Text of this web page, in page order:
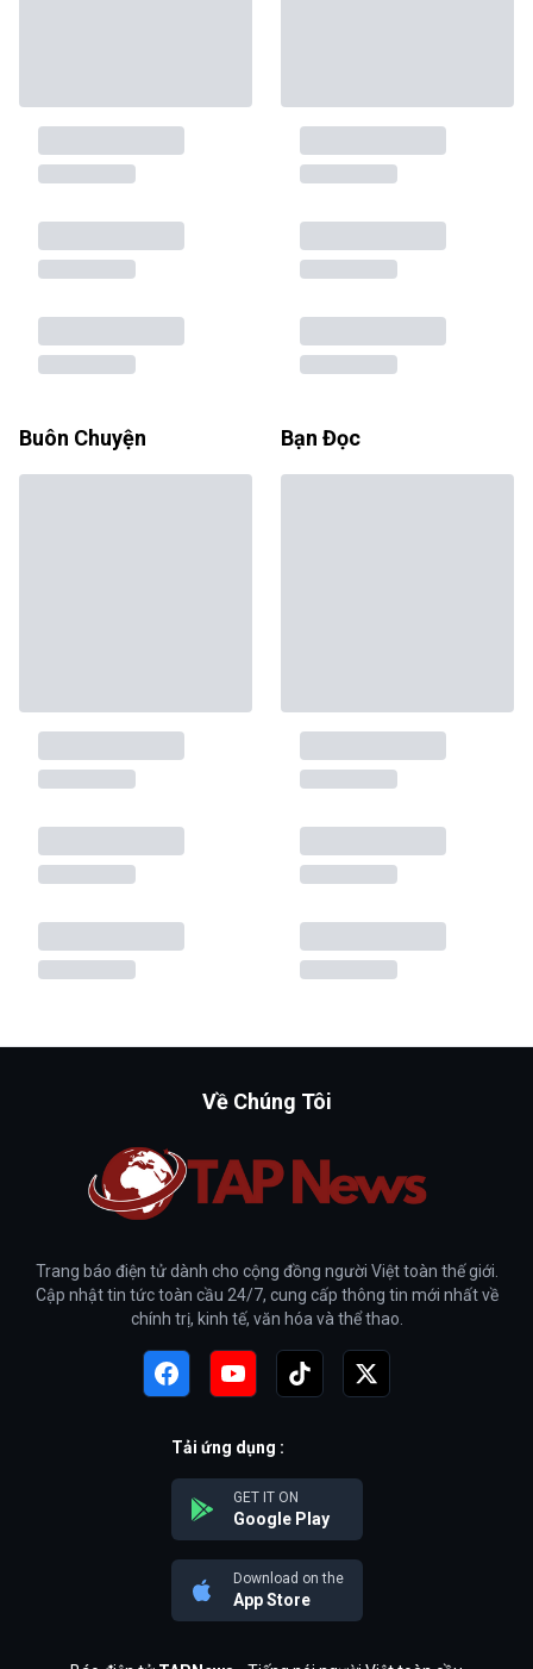
Buôn Chuyện Bạn Đọc
Về Chúng Tôi
Trang báo điện tử dành cho cộng đồng người Việt toàn thế giới.
Cập nhật tin tức toàn cầu 24/7, cung cấp thông tin mới nhất về
chính trị, kinh tế, văn hóa và thể thao.
Tải ứng dụng :
GET IT ON
Google Play
Download on the
App Store